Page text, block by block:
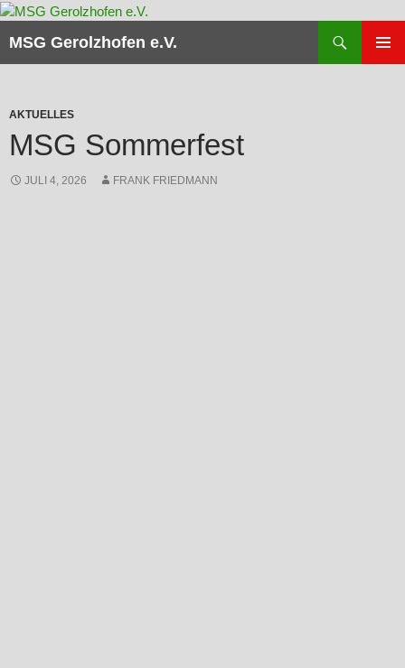
Zum
springen
MSG Gerolzhofen e.V.
AKTUELLES
MSG Sommerfest
JULI 4, 2026 FRANK FRIEDMANN